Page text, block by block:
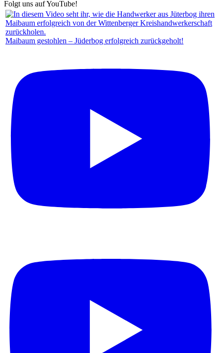
Folgt uns auf YouTube!
Maibaum gestohlen – Jüderbog erfolgreich zurückgeholt!